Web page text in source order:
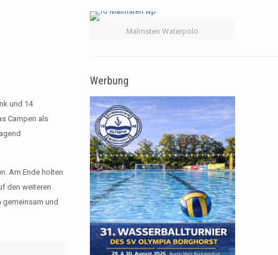
und 14
Campen als
Am Ende holten
den weiteren
gemeinsam und
Malmsten Waterpolo
Werbung